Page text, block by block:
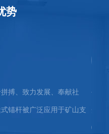
势
搏、致力发展、奉献社
锚杆被广泛应用于矿山支
公司
企"
物运